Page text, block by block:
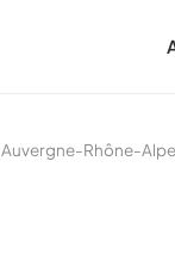
Auvergne-Rhône-